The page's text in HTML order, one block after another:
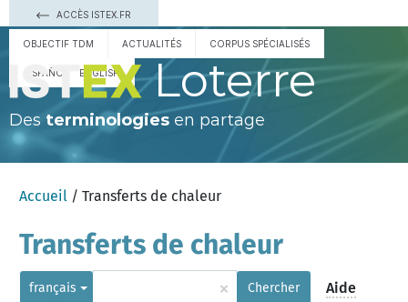
ACCÈS ISTEX.FR
OBJECTIF TDM ACTUALITÉS CORPUS SPÉCIALISÉS
ESPAÑOL ENGLISH Loterre
Des terminologies en partage
Accueil / Transferts de chaleur
Transferts de chaleur
français × Chercher Aide